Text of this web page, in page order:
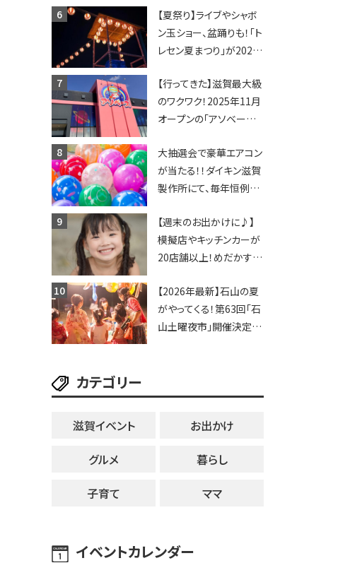
ップ・交通規制に近隣施
設の駐車場情報なども
要チェック★
【夏祭り】ライブやシャボ
ン玉ショー、盆踊りも！「ト
レセン夏まつり」が2026
【行ってきた】滋賀最大級
のワクワク！2025年11月
オープンの「アソベース
レーンゲームで青果や日
用品までゲットできる新
スポット！
大抽選会で豪華エアコン
が当たる！！ダイキン滋賀
製作所にて、毎年恒例
日】
【週末のお出かけに♪】
模擬店やキッチンカーが
20店舗以上！めだかすく
ソングライターによるライ
ブなど。【和邇ふれあい夏
祭り】
【2026年最新】石山の夏
がやってくる！第63回「石
山土曜夜市」開催決定！
カテゴリー
滋賀イベント
お出かけ
グルメ
暮らし
子育て
ママ
イベントカレンダー